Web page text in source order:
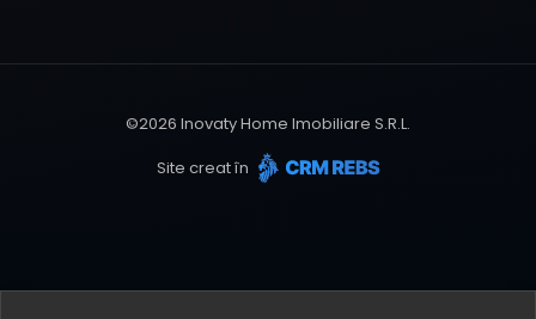
©2026 Inovaty Home Imobiliare S.R.L.
Site creat în